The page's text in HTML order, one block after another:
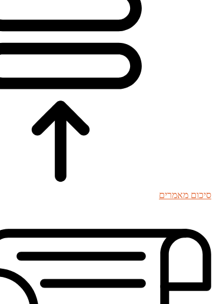
סיכום מאמרים